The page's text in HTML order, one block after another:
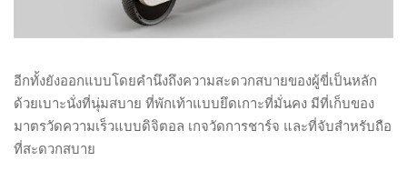
อีกทั้งยังออกแบบโดยคำนึงถึงความสะดวกสบายของผู้ขี่เป็นหลัก
ด้วยเบาะนั่งที่นุ่มสบาย ที่พักเท้าแบบยึดเกาะที่มั่นคง มีที่เก็บของ
มาตรวัดความเร็วแบบดิจิตอล เกจวัดการชาร์จ และที่จับสำหรับถือ
ที่สะดวกสบาย